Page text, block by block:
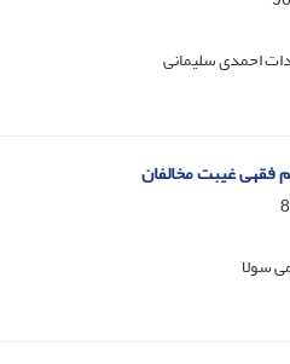
احمدی سلیمانی
فقهی غیبت مخالفان
سولا